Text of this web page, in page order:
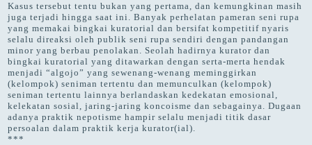
Kasus tersebut tentu bukan yang pertama, dan kemungkinan masih
juga terjadi hingga saat ini. Banyak perhelatan pameran seni rupa
yang memakai bingkai kuratorial dan bersifat kompetitif nyaris
selalu direaksi oleh publik seni rupa sendiri dengan pandangan
minor yang berbau penolakan. Seolah hadirnya kurator dan
bingkai kuratorial yang ditawarkan dengan serta-merta hendak
menjadi “algojo” yang sewenang-wenang meminggirkan
(kelompok) seniman tertentu dan memunculkan (kelompok)
seniman tertentu lainnya berlandaskan kedekatan emosional,
kelekatan sosial, jaring-jaring koncoisme dan sebagainya. Dugaan
adanya praktik nepotisme hampir selalu menjadi titik dasar
persoalan dalam praktik kerja kurator(ial).
***